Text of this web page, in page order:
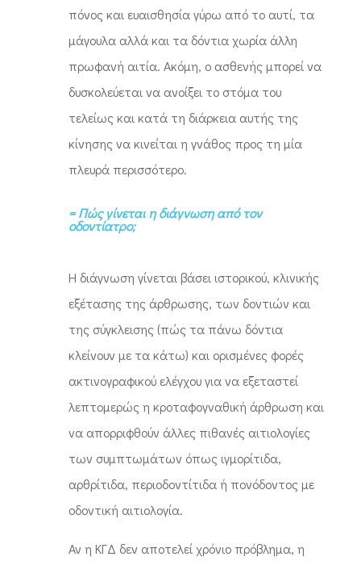
πόνος και ευαισθησία γύρω από το αυτί, τα
μάγουλα αλλά και τα δόντια χωρία άλλη
πρωφανή αιτία. Ακόμη, ο ασθενής μπορεί να
δυσκολεύεται να ανοίξει το στόμα του
τελείως και κατά τη διάρκεια αυτής της
κίνησης να κινείται η γνάθος προς τη μία
πλευρά περισσότερο.
= Πώς γίνεται η διάγνωση από τον
οδοντίατρο;
Η διάγνωση γίνεται βάσει ιστορικού, κλινικής
εξέτασης της άρθρωσης, των δοντιών και
της σύγκλεισης (πώς τα πάνω δόντια
κλείνουν με τα κάτω) και ορισμένες φορές
ακτινογραφικού ελέγχου για να εξεταστεί
λεπτομερώς η κροταφογναθική άρθρωση και
να απορριφθούν άλλες πιθανές αιτιολογίες
των συμπτωμάτων όπως ιγμορίτιδα,
αρθρίτιδα, περιοδοντίτιδα ή πονόδοντος με
οδοντική αιτιολογία.
Αν η ΚΓΔ δεν αποτελεί χρόνιο πρόβλημα, η